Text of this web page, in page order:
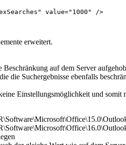
value="1000" />
erweitert.
auf dem Server
die Suchergebnisse ebenfalls
Einstellungsmöglichkeit und